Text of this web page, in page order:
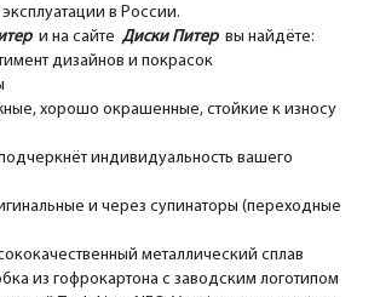
в России.
и на сайте Диски Питер вы найдёте:
дизайнов и покрасок
хорошо окрашенные, стойкие к износу
индивидуальность вашего
и через супинаторы (переходные
металлический сплав
из гофрокартона с заводским логотипом